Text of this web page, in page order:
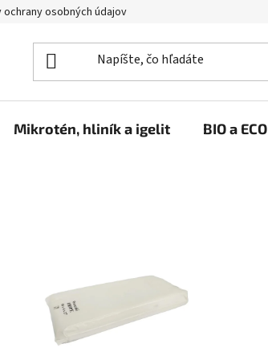
ochrany osobných údajov
Mikrotén, hliník a igelit BIO a ECO